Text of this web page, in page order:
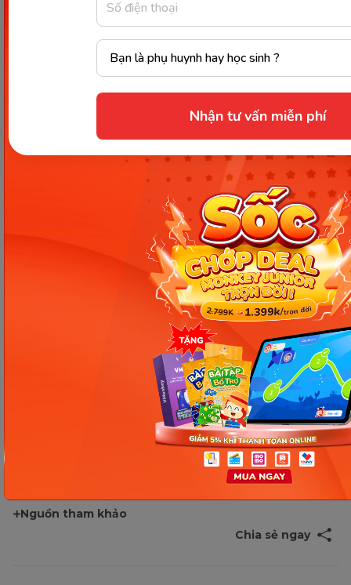
Nhận tư vấn miễn phí
uống quá nhiều ngũ cốc tinh chế sẽ khiến cơ thể
tích tụ đường làm ảnh hưởng đến những vấn đề
khác về sức khỏe như đau thắt vùng bụng, chướng
Ăn ngũ cốc một cách không kiểm soátcòn khiến
bạn bị lão hóa sớm, tăng nguy cơ mắc bệnh viêm
khớp. Bên cạnh đó, nếu bạn ăn ngũ cốc nguyên
hạt không điều độ, không cho chúng thời gian tiêu
hóa thì sẽ dễ mắc bệnh mãn tính hoặc làm trầm
trọng thêm hội chứng ruột kích thích.
Ngũ cốc là thực phẩm rất tốt cho sức khỏe nói
chung và người đang trong chế độ giảm cân nói
riêng. Mong rằng những thông tin trên đã giúp bạn
có được lời giải đáp cụ thể nhất cho thắc mắc1 gói
ngũ cốc dinh dưỡng bao nhiêu calovà những
lưu ý cần nhớ trong quá trình sử dụng. Bạn hãy kết
hợp ngũ cốc trong thực đơn ăn uống hàng ngày
một cách khoa học để có một cơ thể khỏe mạnh
Nguồn tham khảo
Chia sẻ ngay